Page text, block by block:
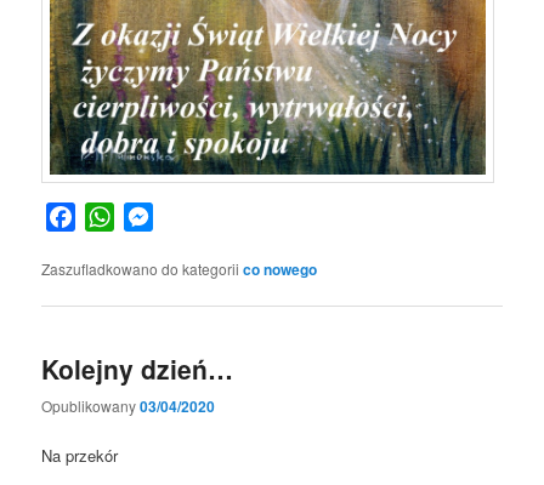
FacebookWhatsApp
Zaszufladkowano do kategorii co nowego
Kolejny dzień…
Opublikowany03/04/2020
Na przekór